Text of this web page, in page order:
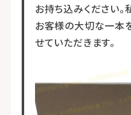
お持ち込みください
お客様の大切な一本
せていただきます。